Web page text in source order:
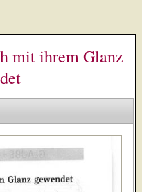
mit ihrem Glanz